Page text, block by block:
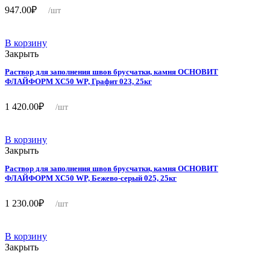
947.00₽ /шт
В корзину
Закрыть
Раствор для заполнения швов брусчатки, камня ОСНОВИТ
ФЛАЙФОРМ ХС50 WP, Графит 023, 25кг
1 420.00₽ /шт
В корзину
Закрыть
Раствор для заполнения швов брусчатки, камня ОСНОВИТ
ФЛАЙФОРМ ХС50 WP, Бежево-серый 025, 25кг
1 230.00₽ /шт
В корзину
Закрыть